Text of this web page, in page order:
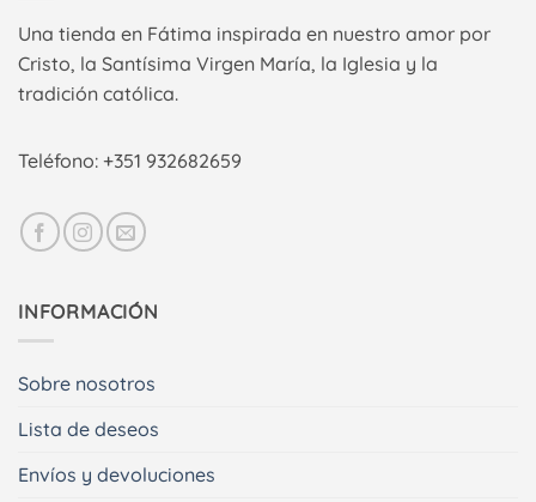
Una tienda en Fátima inspirada en nuestro amor por
Cristo, la Santísima Virgen María, la Iglesia y la
tradición católica.
Teléfono: +351 932682659
INFORMACIÓN
Sobre nosotros
Lista de deseos
Envíos y devoluciones